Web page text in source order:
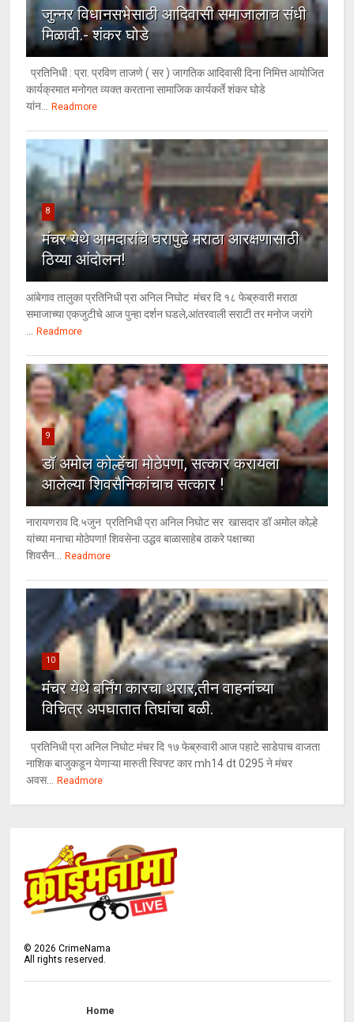
जुन्नर विधानसभेसाठी आदिवासी समाजालाच संधी
मिळावी.- शंकर घोडे
प्रतिनिधी : प्रा. प्रविण ताजणे ( सर ) जागतिक आदिवासी दिना निमित्त आयोजित
कार्यक्रमात मनोगत व्यक्त करताना सामाजिक कार्यकर्ते शंकर घोडे
यांन... Readmore
8
मंचर येथे आमदारांचे घरापुढे मराठा आरक्षणासाठी
ठिय्या आंदोलन!
आंबेगाव तालुका प्रतिनिधी प्रा अनिल निघोट मंचर दि १८ फेब्रुवारी मराठा
समाजाच्या एकजुटीचे आज पुन्हा दर्शन घडले,आंतरवाली सराटी तर मनोज जरांगे
... Readmore
9
डॉ अमोल कोल्हेंचा मोठेपणा, सत्कार करायला
आलेल्या शिवसैनिकांचाच सत्कार !
नारायणराव दि.५जुन प्रतिनिधी प्रा अनिल निघोट सर खासदार डॉ अमोल कोल्हे
यांच्या मनाचा मोठेपणा! शिवसेना उद्धव बाळासाहेब ठाकरे पक्षाच्या
शिवसैन... Readmore
10
मंचर येथे बर्निंग कारचा थरार,तीन वाहनांच्या
विचित्र अपघातात तिघांचा बळी.
प्रतिनिधी प्रा अनिल निघोट मंचर दि १७ फेब्रुवारी आज पहाटे साडेपाच वाजता
नाशिक बाजुकडून येणाऱ्या मारुती स्विफ्ट कार mh14 dt 0295 ने मंचर
अवस... Readmore
©2026 CrimeNama
All rights reserved.
Home